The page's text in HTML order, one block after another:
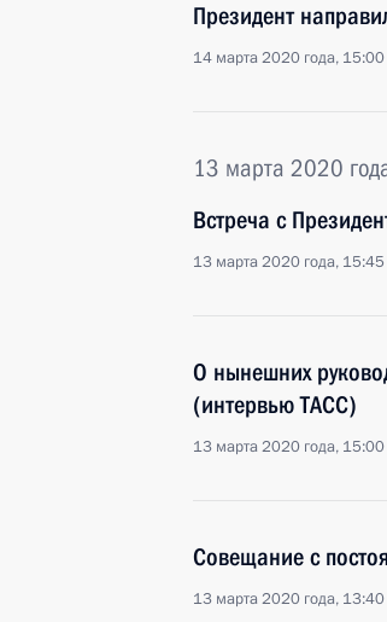
Президент
14 марта 2020 года, 15:00
13 марта 2020
Встреча с
13 марта 2020 года, 15:45
О нынешних
(интервью ТАСС)
13 марта 2020 года, 15:00
Совещание с
13 марта 2020 года, 13:40